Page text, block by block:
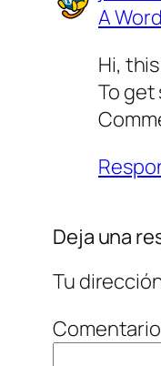
A
Hi,
To
Deja una
Tu
Comentario